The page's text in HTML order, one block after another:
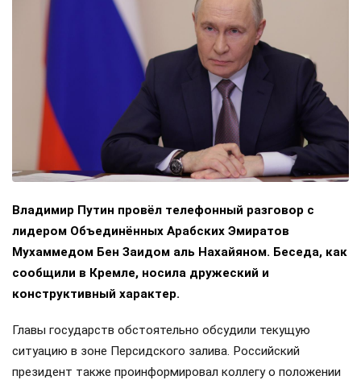
Владимир Путин провёл телефонный разговор с
лидером Объединённых Арабских Эмиратов
Мухаммедом Бен Заидом аль Нахайяном. Беседа, как
сообщили в Кремле, носила дружеский и
конструктивный характер.
Главы государств обстоятельно обсудили текущую
ситуацию в зоне Персидского залива. Российский
президент также проинформировал коллегу о положении